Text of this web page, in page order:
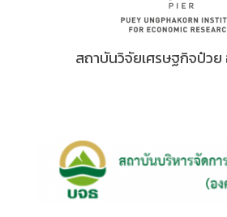
สถาบันวิจัยเศรษฐกิจป๋ว